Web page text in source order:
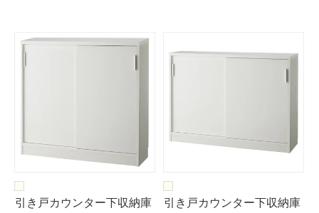
引き戸カウンター下収納庫
引き戸カウンター下収納庫